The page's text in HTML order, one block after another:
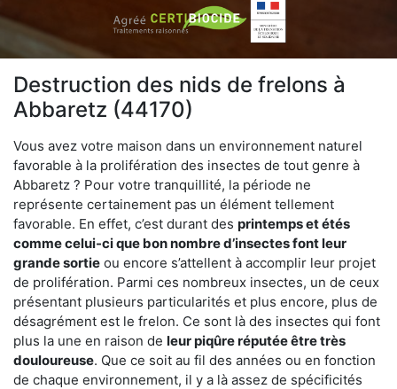
Destruction des nids de frelons à
Abbaretz (44170)
Vous avez votre maison dans un environnement naturel
favorable à la prolifération des insectes de tout genre à
Abbaretz ? Pour votre tranquillité, la période ne
représente certainement pas un élément tellement
favorable. En effet, c’est durant des printemps et étés
comme celui-ci que bon nombre d’insectes font leur
grande sortie ou encore s’attellent à accomplir leur projet
de prolifération. Parmi ces nombreux insectes, un de ceux
présentant plusieurs particularités et plus encore, plus de
désagrément est le frelon. Ce sont là des insectes qui font
plus la une en raison de leur piqûre réputée être très
douloureuse. Que ce soit au fil des années ou en fonction
de chaque environnement, il y a là assez de spécificités